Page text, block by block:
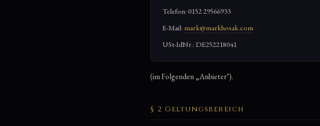
Telefon: 0152 29566933
E-Mail: mark@markhosak.com
USt-IdNr.: DE252218041
(im Folgenden „Anbieter").
§ 2 Geltungsbereich